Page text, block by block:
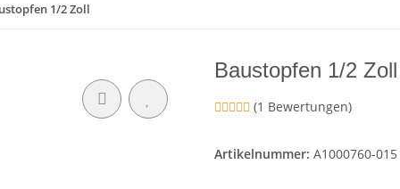
1/2 Zoll
Baustopfen 1/2
(1 Bewertungen)
Artikelnummer: A1000760-015